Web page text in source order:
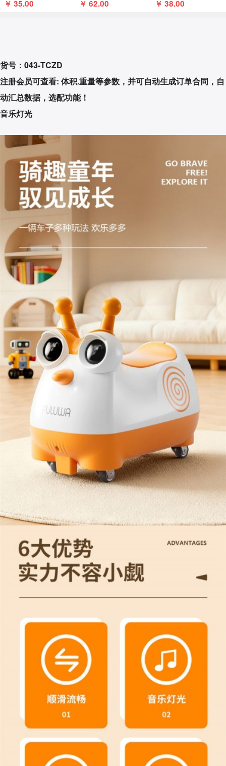
￥ 35.00 ￥ 62.00 ￥ 38.00
货号：043-TCZD
注册会员可查看: 体积.重量等参数，并可自动生成订单合同，自
动汇总数据，选配功能！
音乐灯光